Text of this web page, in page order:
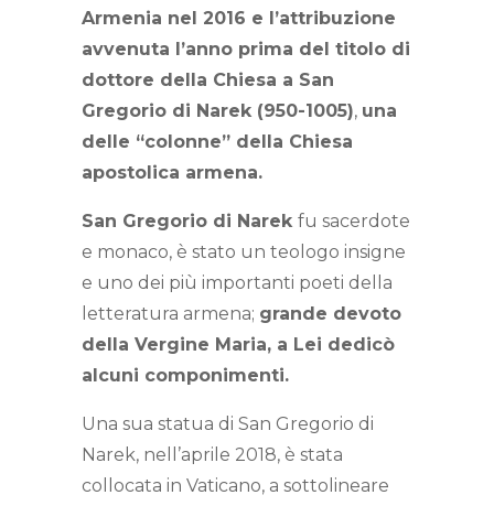
Armenia nel 2016 e l’attribuzione
avvenuta l’anno prima del titolo di
dottore della Chiesa a San
Gregorio di Narek (950-1005), una
delle “colonne” della Chiesa
apostolica armena.
San Gregorio di Narek fu sacerdote
e monaco, è stato un teologo insigne
e uno dei più importanti poeti della
letteratura armena; grande devoto
della Vergine Maria, a Lei dedicò
alcuni componimenti.
Una sua statua di San Gregorio di
Narek, nell’aprile 2018, è stata
collocata in Vaticano, a sottolineare